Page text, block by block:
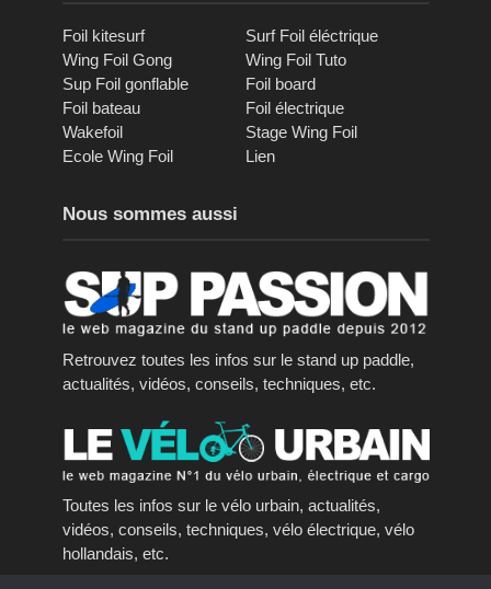
Foil kitesurf
Surf Foil éléctrique
Wing Foil Gong
Wing Foil Tuto
Sup Foil gonflable
Foil board
Foil bateau
Foil électrique
Wakefoil
Stage Wing Foil
Ecole Wing Foil
Lien
Nous sommes aussi
Retrouvez toutes les infos sur le stand up paddle,
actualités, vidéos, conseils, techniques, etc.
Toutes les infos sur le vélo urbain, actualités,
vidéos, conseils, techniques, vélo électrique, vélo
hollandais, etc.